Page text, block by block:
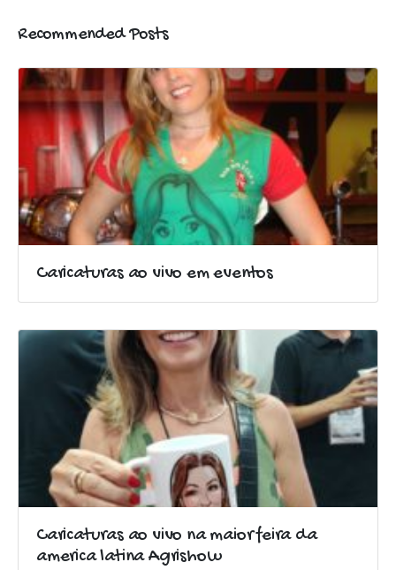
Recommended Posts
Caricaturas ao vivo em eventos
Caricaturas ao vivo na maior feira da
america latina Agrishow